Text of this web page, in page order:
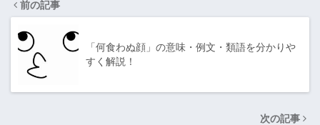
前の記事
「何食わぬ顔」の意味・例文・類語を分かりや
すく解説！
次の記事